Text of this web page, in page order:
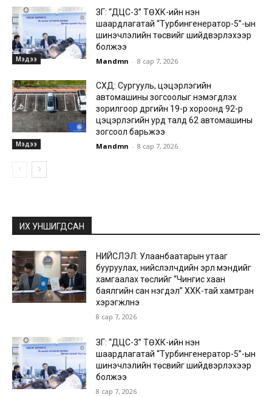
Мэдээ
ЗГ: “ДЦС-3” ТӨХК-ийн нэн
шаардлагатай “Турбингенератор-5”-ын
шинэчлэлийн төсвийг шийдвэрлэхээр
болжээ
Mandmn - 8 сар 7, 2026
Мэдээ
СХД: Сургууль, цэцэрлэгийн
автомашины зогсоолыг нэмэгдүүлэх
зорилгоор дүүргийн 19-р хороонд 92-р
цэцэрлэгийн урд талд 62 автомашины
зогсоол барьжээ
Mandmn - 8 сар 7, 2026
ИХ УНШИГДСАН
НИЙСЛЭЛ: Улаанбаатарын утааг
бууруулах, нийслэлчүүдийн эрүүл мэндийг
хамгаалах төслийг “Чингис хаан
баялгийн сан нэгдэл” ХХК-тай хамтран
хэрэгжүүлнэ
8 сар 7, 2026
ЗГ: “ДЦС-3” ТӨХК-ийн нэн
шаардлагатай “Турбингенератор-5”-ын
шинэчлэлийн төсвийг шийдвэрлэхээр
болжээ
8 сар 7, 2026